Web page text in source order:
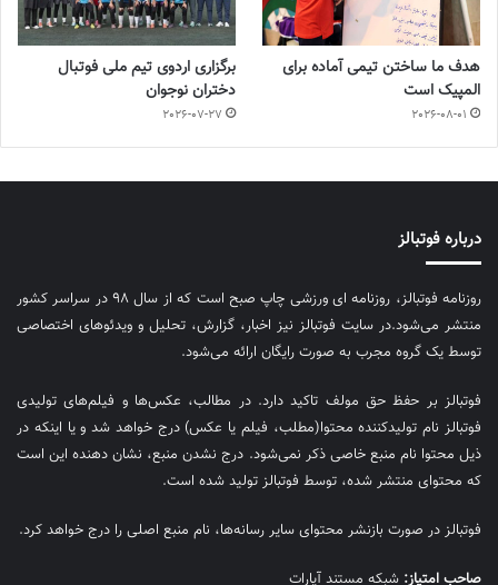
هدف ما ساختن تیمی آماده برای
المپیک است
2026-08-01
برگزاری اردوی تیم ملی فوتبال
دختران نوجوان
2026-07-27
درباره فوتبالز
روزنامه فوتبالز، روزنامه ای ورزشی چاپ صبح است که از سال ۹۸ در سراسر کشور
منتشر می‌شود.در سایت فوتبالز نیز اخبار، گزارش، تحلیل و ویدئوهای اختصاصی
توسط یک گروه مجرب به صورت رایگان ارائه می‌شود.
فوتبالز بر حفظ حق مولف تاکید دارد. در مطالب، عکس‌ها و فیلم‌های تولیدی
فوتبالز نام تولیدکننده محتوا(مطلب، فیلم یا عکس) درج خواهد شد و یا اینکه در
ذیل محتوا نام منبع خاصی ذکر نمی‌‎شود. درج نشدن منبع، نشان دهنده این است
که محتوای منتشر شده، توسط فوتبالز تولید شده است.
فوتبالز در صورت بازنشر محتوای سایر رسانه‌ها، نام منبع اصلی را درج خواهد کرد.
صاحب امتیاز: شبکه مستند آپارات